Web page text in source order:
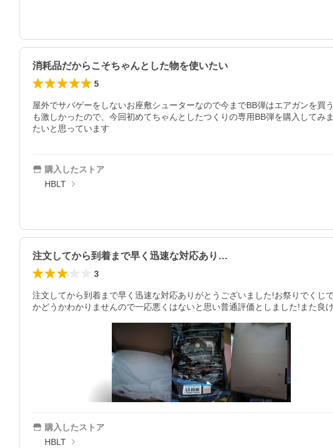
消耗品だからこそちゃんとした物を使いたい
5
屋外でサバゲーをしないお座敷シューターなので今までBB弾はエアガンを
も激しかったので、今回初めてちゃんとしたつくりの専用BB弾を購入して
たいと思っています
購入したストア
HBLT
注文してから到着まで早く迅速な対応あり…
3
注文してから到着まで早く迅速な対応ありがとうございました!お祭りでく
かどうかわかりませんので一応悪くはないと思い普通評価としました!また良
購入したストア
HBLT